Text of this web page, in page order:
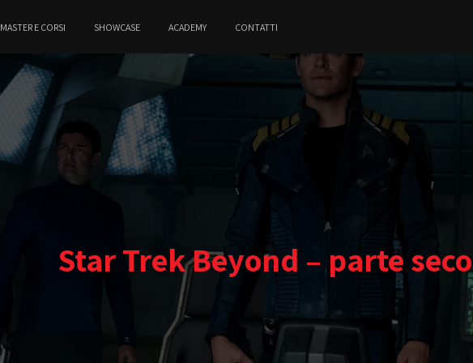
MASTER E CORSI SHOWCASE ACADEMY CONTATTI
Star Trek Beyond – parte